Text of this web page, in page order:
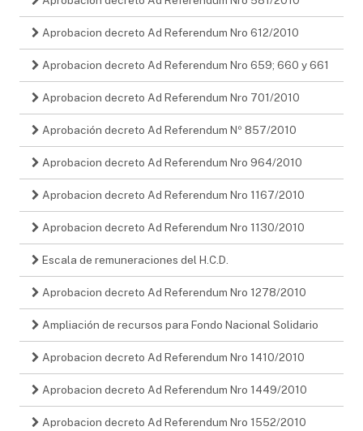
Aprobacion decreto Ad Referendum Nro 612/2010
Aprobacion decreto Ad Referendum Nro 659; 660 y 661
Aprobacion decreto Ad Referendum Nro 701/2010
Aprobación decreto Ad Referendum Nº 857/2010
Aprobacion decreto Ad Referendum Nro 964/2010
Aprobacion decreto Ad Referendum Nro 1167/2010
Aprobacion decreto Ad Referendum Nro 1130/2010
Escala de remuneraciones del H.C.D.
Aprobacion decreto Ad Referendum Nro 1278/2010
Ampliación de recursos para Fondo Nacional Solidario
Aprobacion decreto Ad Referendum Nro 1410/2010
Aprobacion decreto Ad Referendum Nro 1449/2010
Aprobacion decreto Ad Referendum Nro 1552/2010